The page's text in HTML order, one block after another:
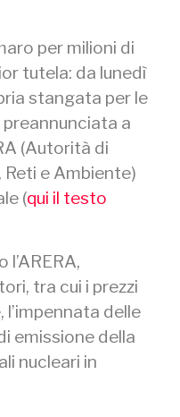
per milioni di
tutela: da lunedì
stangata per le
a
(Autorità di
Reti e Ambiente)
(qui il testo
tra cui i prezzi
l’impennata delle
emissione della
nucleari in